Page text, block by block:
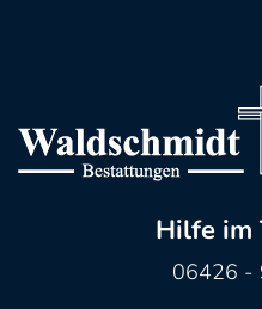
Hilfe im
06426 -